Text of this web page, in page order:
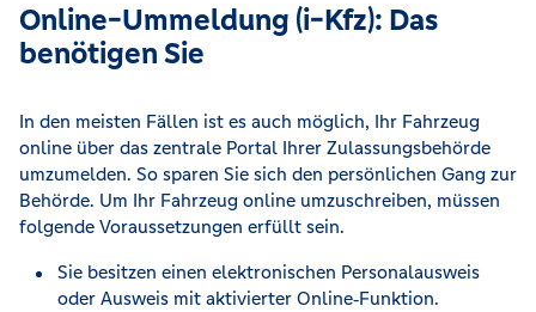
Online-Ummeldung (i-Kfz): Das
benötigen Sie
In den meisten Fällen ist es auch möglich, Ihr Fahrzeug
online über das zentrale Portal Ihrer Zulassungsbehörde
umzumelden. So sparen Sie sich den persönlichen Gang zur
Behörde. Um Ihr Fahrzeug online umzuschreiben, müssen
folgende Voraussetzungen erfüllt sein.
Sie besitzen einen elektronischen Personalausweis
oder Ausweis mit aktivierter Online‑Funktion.